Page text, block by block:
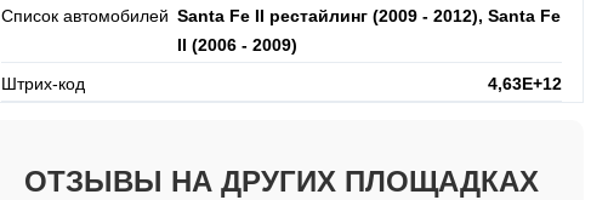
Список автомобилей Santa Fe II рестайлинг (2009 - 2012), Santa Fe
II (2006 - 2009)
Штрих-код
4,63E+12
ОТЗЫВЫ НА ДРУГИХ ПЛОЩАДКАХ